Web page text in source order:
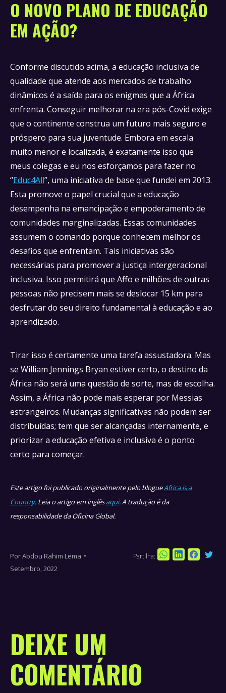
O NOVO PLANO DE EDUCAÇÃO
EM AÇÃO?
Conforme discutido acima, a educação inclusiva de
qualidade que atende aos mercados de trabalho
dinâmicos é a saída para os enigmas que a África
enfrenta. Conseguir melhorar na era pós-Covid exige
que o continente construa um futuro mais seguro e
próspero para sua juventude. Embora em escala
muito menor e localizada, é exatamente isso que
meus colegas e eu nos esforçamos para fazer no
“Educ4All”, uma iniciativa de base que fundei em 2013.
Esta promove o papel crucial que a educação
desempenha na emancipação e empoderamento de
comunidades marginalizadas. Essas comunidades
assumem o comando porque conhecem melhor os
desafios que enfrentam. Tais iniciativas são
necessárias para promover a justiça intergeracional
inclusiva. Isso permitirá que Affo e milhões de outras
pessoas não precisem mais se deslocar 15 km para
desfrutar do seu direito fundamental à educação e ao
aprendizado.
Tirar isso é certamente uma tarefa assustadora. Mas
se William Jennings Bryan estiver certo, o destino da
África não será uma questão de sorte, mas de escolha.
Assim, a África não pode mais esperar por Messias
estrangeiros. Mudanças significativas não podem ser
distribuídas; tem que ser alcançadas internamente, e
priorizar a educação efetiva e inclusiva é o ponto
certo para começar.
Este artigo foi publicado originalmente pelo blogueAfrica is a
Country. Leia o artigo em inglêsaqui. A tradução é da
responsabilidade da Oficina Global.
PorAbdou Rahim Lema
Setembro, 2022
Partilha:
ShareShareShare
DEIXE UM
COMENTÁRIO